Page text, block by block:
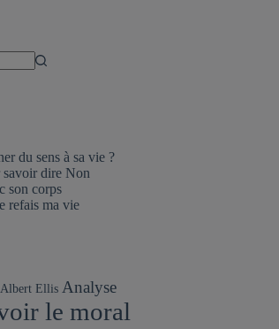
du sens à sa vie ?
savoir dire Non
son corps
refais ma vie
Albert Ellis Analyse
le moral